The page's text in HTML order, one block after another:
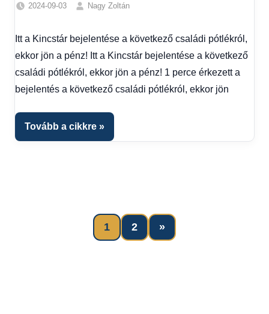
2024-09-03
Nagy Zoltán
utalása,
Friss
hírek,
Hírek,
Itt a Kincstár bejelentése a következő családi pótlékról,
ekkor jön a pénz! Itt a Kincstár bejelentése a következő
családi pótlékról, ekkor jön a pénz! 1 perce érkezett a
bejelentés a következő családi pótlékról, ekkor jön
Tovább a cikkre
Bejegyzések
1 2
Next
Posts
»